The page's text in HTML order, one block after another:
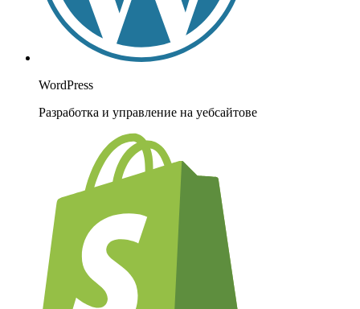
WordPress
Разработка и управление на уебсайтове